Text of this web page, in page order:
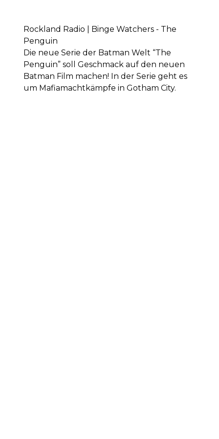
Rockland Radio | Binge Watchers - The
Penguin
Die neue Serie der Batman Welt “The
Penguin” soll Geschmack auf den neuen
Batman Film machen! In der Serie geht es
um Mafiamachtkämpfe in Gotham City.